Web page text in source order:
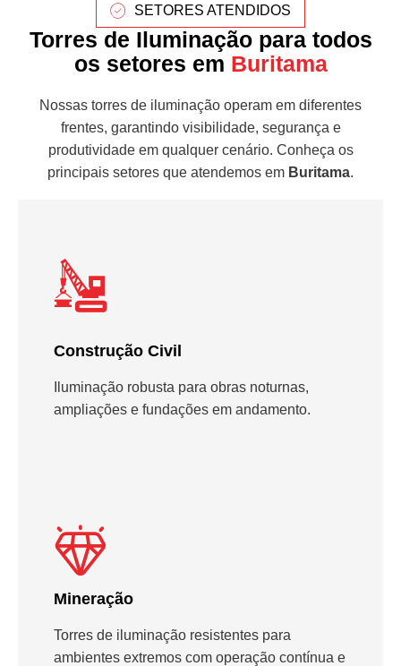
SETORES ATENDIDOS
Torres de Iluminação para todos
os setores em Buritama
Nossas torres de iluminação operam em diferentes
frentes, garantindo visibilidade, segurança e
produtividade em qualquer cenário. Conheça os
principais setores que atendemos em Buritama.
Construção Civil
Iluminação robusta para obras noturnas,
ampliações e fundações em andamento.
Mineração
Torres de iluminação resistentes para
ambientes extremos com operação contínua e